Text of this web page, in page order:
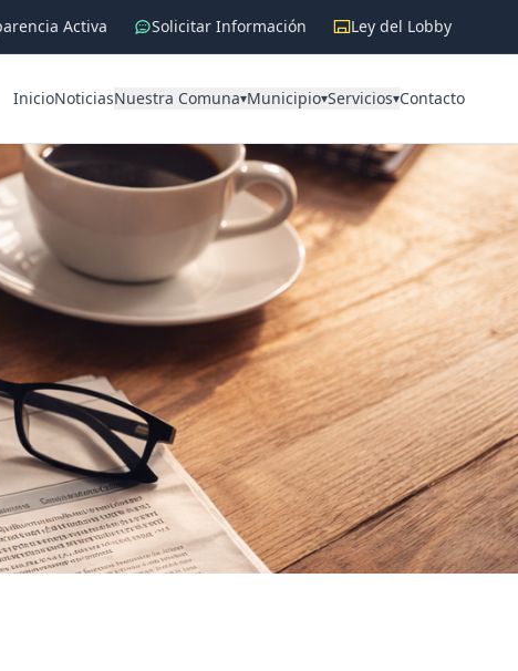
Activa Solicitar Información Ley del Lobby
InicioNoticiasNuestra Comuna▾Municipio▾Servicios▾Contacto